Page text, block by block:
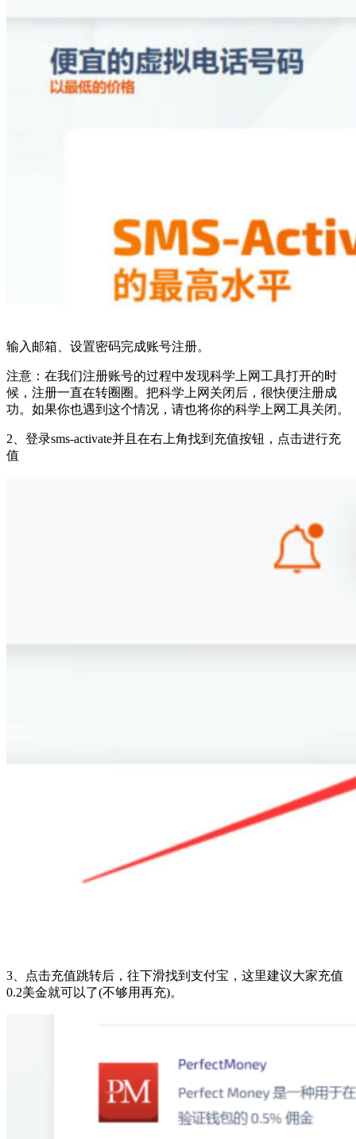
输入邮箱、设置密码完成账号注册。
注意：在我们注册账号的过程中发现科学上网工具打开的时
候，注册一直在转圈圈。把科学上网关闭后，很快便注册成
功。如果你也遇到这个情况，请也将你的科学上网工具关闭。
2、登录sms-activate并且在右上角找到充值按钮，点击进行充
值
3、点击充值跳转后，往下滑找到支付宝，这里建议大家充值
0.2美金就可以了(不够用再充)。